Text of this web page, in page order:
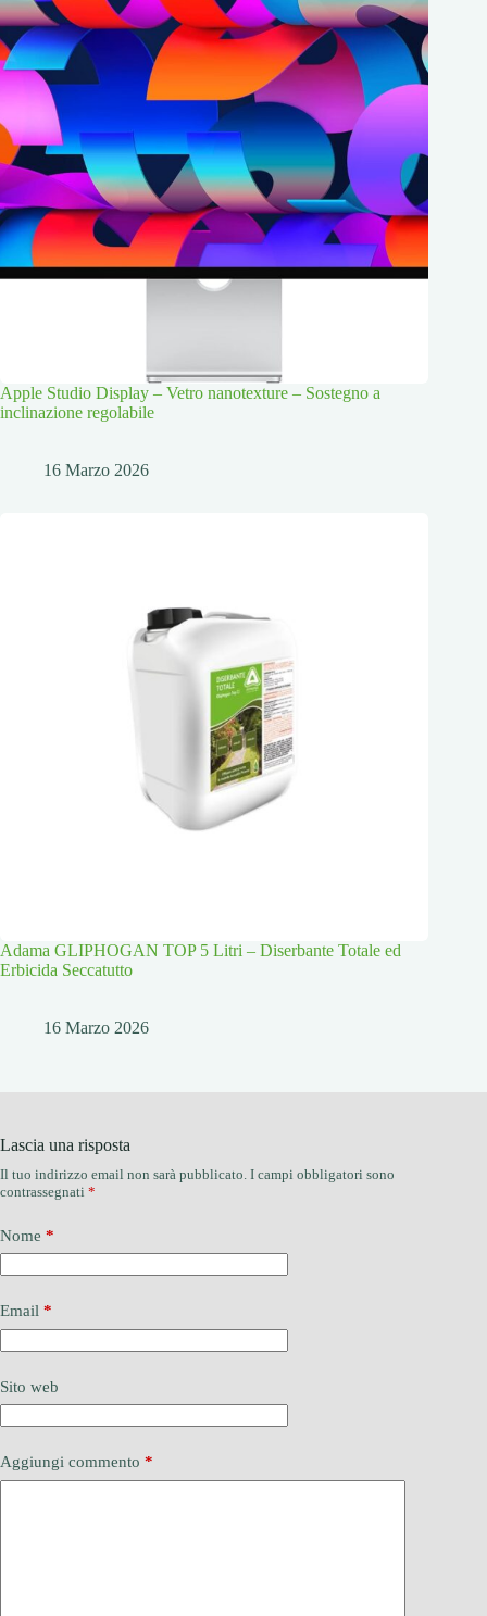
Apple Studio Display – Vetro nanotexture – Sostegno a
inclinazione regolabile
16 Marzo 2026
Adama GLIPHOGAN TOP 5 Litri – Diserbante Totale ed
Erbicida Seccatutto
16 Marzo 2026
Lascia una risposta
Il tuo indirizzo email non sarà pubblicato. I campi obbligatori sono
contrassegnati *
Nome *
Email *
Sito web
Aggiungi commento *